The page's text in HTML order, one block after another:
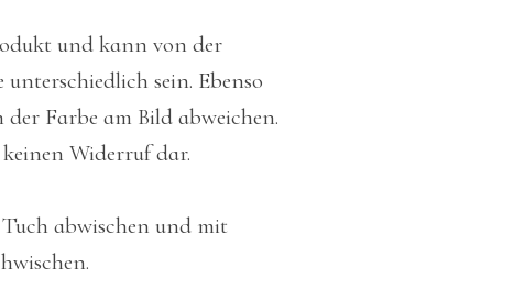
und kann von der
sein. Ebenso
Farbe am Bild abweichen.
Widerruf dar.
abwischen und mit